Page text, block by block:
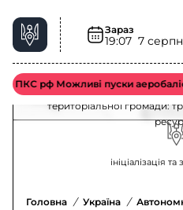
Зараз
19:07 7
ПКС рф Можливі пуски
Єрмаківська
ситуація
Актуальна інформація
територіальної громади:
ініціалізація
Головна / Україна /